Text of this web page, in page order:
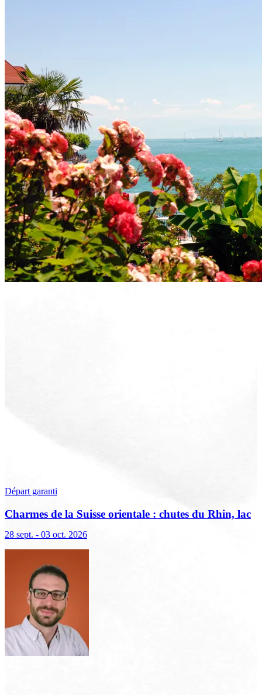
Départ garanti
Charmes de la Suisse orientale : chutes du Rhin, lac
28 sept. - 03 oct. 2026